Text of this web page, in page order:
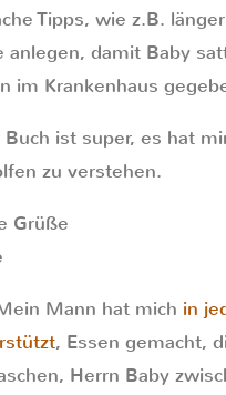
Tipps, wie z.B.
anlegen, damit Baby
im Krankenhaus
Buch ist super, es hat
zu verstehen.
Grüße
Mann hat mich in
, Essen gemacht,
Herrn Baby